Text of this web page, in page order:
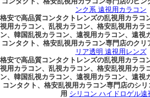
ンク系 遠視用カラコン
格安で高品質コンタクトレンズの乱視用カラコ
視用カラコン、乱視カラコン、格安乱視用カラ
ン、韓国乱視カラコン、遠視用カラコン、遠視
コンタクト、格安乱視用カラコン専門店のク
リア透明 遠視用レンズ
格安で高品質コンタクトレンズの乱視用カラコ
視用カラコン、乱視カラコン、格安乱視用カラ
ン、韓国乱視カラコン、遠視用カラコン、遠視
コンタクト、格安乱視用カラコン専門店のシ
用 シリコン ハイドロゲル遠